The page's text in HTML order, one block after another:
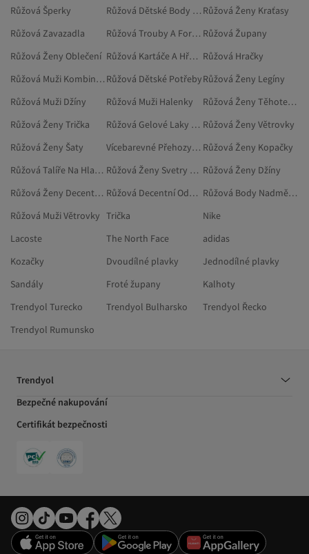
Růžová Šperky
Růžová Dětské Body A Overaly Růžová Ženy Kraťasy
Růžová Zavazadla
Růžová Trouby A Formy Na Dorty Růžová Župany
Růžová Ženy Oblečení
Růžová Kartáče A Hřebeny Na Vlasy Růžová Hračky
Růžová Muži Kombinézy Růžová Dětské PotřebyRůžová Ženy Legíny
Růžová Muži Džíny
Růžová Muži Halenky
Růžová Ženy Těhotenské Oblečení
Růžová Ženy Trička
Růžová Gelové Laky Na Nehty Růžová Ženy Větrovky
Růžová Ženy Šaty
Vícebarevné Přehozy Na Dvoulůžko Růžová Ženy Kopačky
Růžová Talíře Na Hlavní Chod
Růžová Ženy Svetry Nadměrné Velikosti Růžová Ženy Džíny
Růžová Ženy Decentní Oděvy
Růžová Decentní Oděvy
Růžová Body Nadměrné Velikosti
Růžová Muži Větrovky Trička
Nike
Lacoste
The North Face
adidas
Kozačky
Dvoudílné plavky
Jednodílné plavky
Sandály
Froté župany
Kalhoty
Trendyol Turecko
Trendyol Bulharsko
Trendyol Řecko
Trendyol Rumunsko
Trendyol
Bezpečné nakupování
Certifikát bezpečnosti